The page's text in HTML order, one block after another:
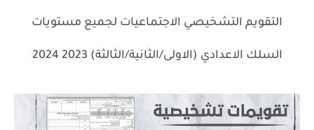
التقويم التشخيصي الاجتماعيات لجميع مستويات
السلك الاعدادي (الاولى/الثانية/الثالثة) 2023 2024